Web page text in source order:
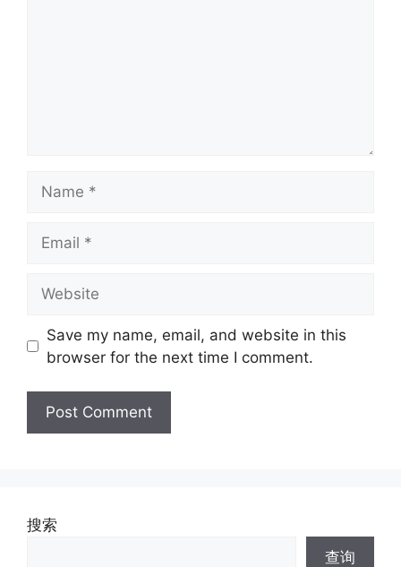
Save my name, email, and website in this
browser for the next time I comment.
搜索
查询